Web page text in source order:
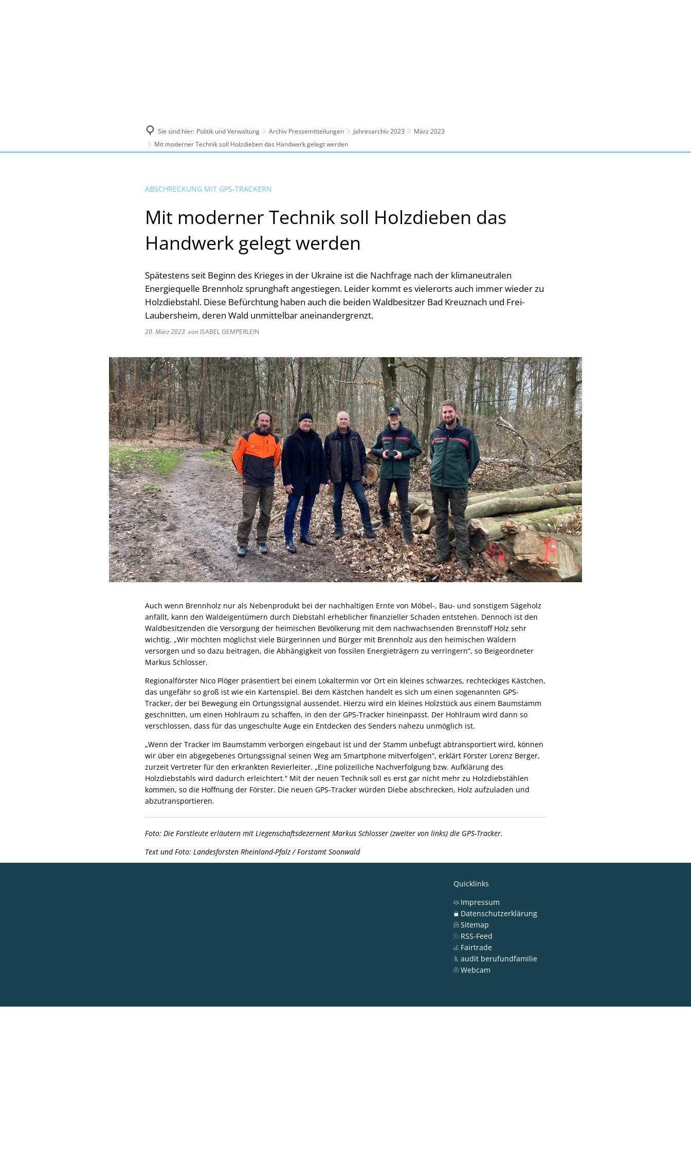
Sie sind hier: Politik und Verwaltung Archiv Pressemitteilungen Jahresarchiv 2023
März 2023
Mit moderner Technik soll Holzdieben das Handwerk gelegt werden
ABSCHRECKUNG MIT GPS-TRACKERN
Mit moderner Technik soll Holzdieben das
Handwerk gelegt werden
Spätestens seit Beginn des Krieges in der Ukraine ist die Nachfrage nach der klimaneutralen
Energiequelle Brennholz sprunghaft angestiegen. Leider kommt es vielerorts auch immer wieder zu
Holzdiebstahl. Diese Befürchtung haben auch die beiden Waldbesitzer Bad Kreuznach und Frei-
Laubersheim, deren Wald unmittelbar aneinandergrenzt.
20. März 2023 von ISABEL GEMPERLEIN
Auch wenn Brennholz nur als Nebenprodukt bei der nachhaltigen Ernte von Möbel-, Bau- und sonstigem Sägeholz
anfällt, kann den Waldeigentümern durch Diebstahl erheblicher finanzieller Schaden entstehen. Dennoch ist den
Waldbesitzenden die Versorgung der heimischen Bevölkerung mit dem nachwachsenden Brennstoff Holz sehr
wichtig. „Wir möchten möglichst viele Bürgerinnen und Bürger mit Brennholz aus den heimischen Wäldern
versorgen und so dazu beitragen, die Abhängigkeit von fossilen Energieträgern zu verringern“, so Beigeordneter
Markus Schlosser.
Regionalförster Nico Plöger präsentiert bei einem Lokaltermin vor Ort ein kleines schwarzes, rechteckiges Kästchen,
das ungefähr so groß ist wie ein Kartenspiel. Bei dem Kästchen handelt es sich um einen sogenannten GPS-
Tracker, der bei Bewegung ein Ortungssignal aussendet. Hierzu wird ein kleines Holzstück aus einem Baumstamm
geschnitten, um einen Hohlraum zu schaffen, in den der GPS-Tracker hineinpasst. Der Hohlraum wird dann so
verschlossen, dass für das ungeschulte Auge ein Entdecken des Senders nahezu unmöglich ist.
„Wenn der Tracker im Baumstamm verborgen eingebaut ist und der Stamm unbefugt abtransportiert wird, können
wir über ein abgegebenes Ortungssignal seinen Weg am Smartphone mitverfolgen“, erklärt Förster Lorenz Berger,
zurzeit Vertreter für den erkrankten Revierleiter. „Eine polizeiliche Nachverfolgung bzw. Aufklärung des
Holzdiebstahls wird dadurch erleichtert.“ Mit der neuen Technik soll es erst gar nicht mehr zu Holzdiebstählen
kommen, so die Hoffnung der Förster. Die neuen GPS-Tracker würden Diebe abschrecken, Holz aufzuladen und
abzutransportieren.
Foto: Die Forstleute erläutern mit Liegenschaftsdezernent Markus Schlosser (zweiter von links) die GPS-Tracker.
Text und Foto: Landesforsten Rheinland-Pfalz / Forstamt Soonwald
Quicklinks
Impressum
Datenschutzerklärung
Sitemap
RSS-Feed
Fairtrade
audit berufundfamilie
Webcam